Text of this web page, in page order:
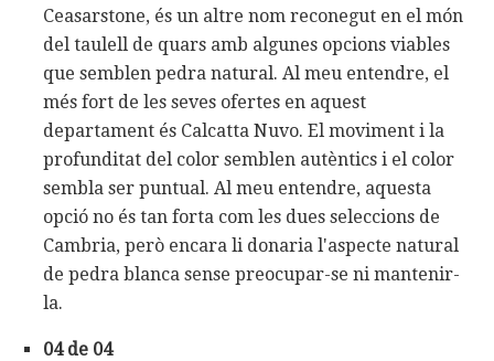
Ceasarstone, és un altre nom reconegut en el món
del taulell de quars amb algunes opcions viables
que semblen pedra natural. Al meu entendre, el
més fort de les seves ofertes en aquest
departament és Calcatta Nuvo. El moviment i la
profunditat del color semblen autèntics i el color
sembla ser puntual. Al meu entendre, aquesta
opció no és tan forta com les dues seleccions de
Cambria, però encara li donaria l'aspecte natural
de pedra blanca sense preocupar-se ni mantenir-
la.
04 de 04